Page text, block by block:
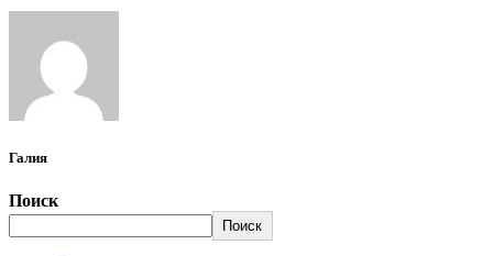
Галия
Поиск
Поиск